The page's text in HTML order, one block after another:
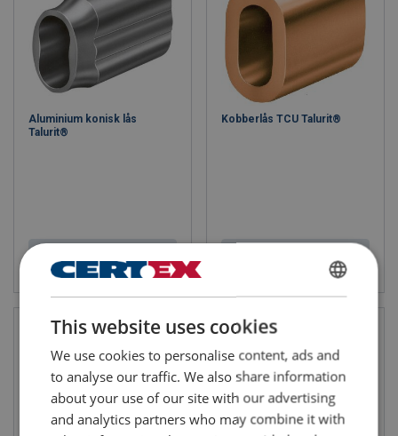
Aluminium konisk lås
Talurit®
Kobberlås TCU Talurit®
ENGLISH
ENGLISH TRANSLATION
This website uses cookies
We use cookies to personalise content, ads and
to analyse our traffic. We also share information
about your use of our site with our advertising
and analytics partners who may combine it with